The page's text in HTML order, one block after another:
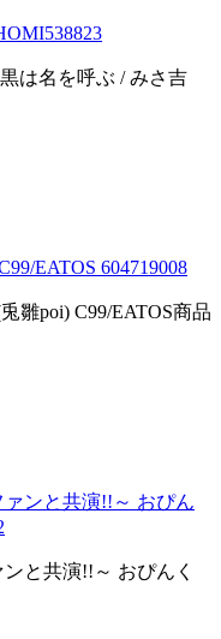
は名を呼ぶ / みさ吉
EATOS 604719008
雛poi) C99/EATOS商品
ンと共演!!～ おぴん
と共演!!～ おぴんく